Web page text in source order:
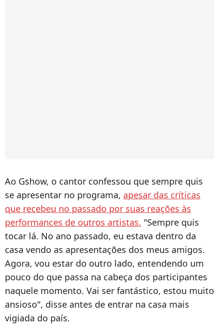
Ao Gshow, o cantor confessou que sempre quis
se apresentar no programa, apesar das críticas
que recebeu no passado por suas reações às
performances de outros artistas. "Sempre quis
tocar lá. No ano passado, eu estava dentro da
casa vendo as apresentações dos meus amigos.
Agora, vou estar do outro lado, entendendo um
pouco do que passa na cabeça dos participantes
naquele momento. Vai ser fantástico, estou muito
ansioso", disse antes de entrar na casa mais
vigiada do país.